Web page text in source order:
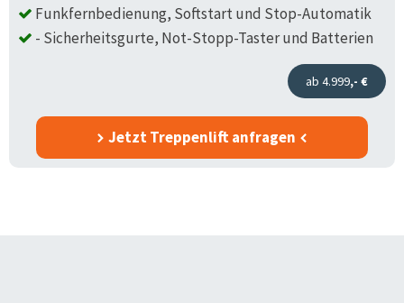
Funkfernbedienung, Softstart und Stop-Automatik
- Sicherheitsgurte, Not-Stopp-Taster und Batterien
ab 4.999,- €
Jetzt Treppenlift anfragen